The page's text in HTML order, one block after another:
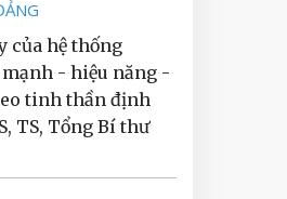
của hệ thống
- hiệu năng -
tinh thần định
TS, Tổng Bí thư